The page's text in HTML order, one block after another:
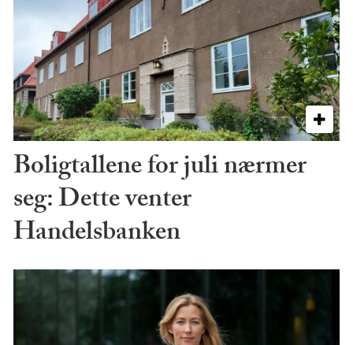
Boligtallene for juli nærmer
seg: Dette venter
Handelsbanken